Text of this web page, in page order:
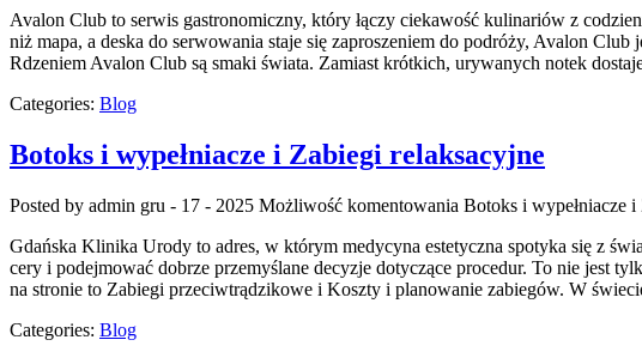
Avalon Club to serwis gastronomiczny, który łączy ciekawość kulinariów z
niż mapa, a deska do serwowania staje się zaproszeniem do podróży, Avalon
Rdzeniem Avalon Club są smaki świata. Zamiast krótkich, urywanych notek
Categories: Blog
Botoks i wypełniacze i Zabiegi relaksacyjne
Posted by admin gru - 17 - 2025 Możliwość komentowania Botoks i wypełniacze
Gdańska Klinika Urody to adres, w którym medycyna estetyczna spotyka się z
cery i podejmować dobrze przemyślane decyzje dotyczące procedur. To nie jest
na stronie to Zabiegi przeciwtrądzikowe i Koszty i planowanie zabiegów. W
Categories: Blog